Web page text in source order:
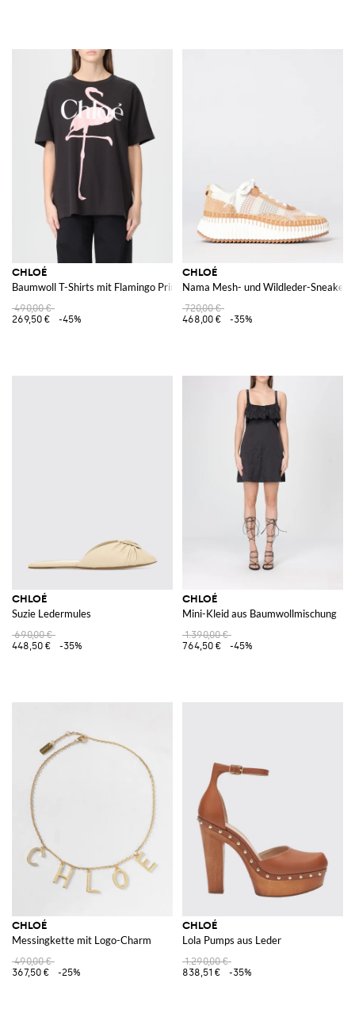
CHLOÉ
Baumwoll T-Shirts mit Flamingo Print
490,00 €
269,50 €
-45%
CHLOÉ
Nama Mesh- und Wildleder-Sneakers
720,00 €
468,00 €
-35%
CHLOÉ
Suzie Ledermules
690,00 €
448,50 €
-35%
CHLOÉ
Mini-Kleid aus Baumwollmischung
1.390,00 €
764,50 €
-45%
CHLOÉ
Messingkette mit Logo-Charm
490,00 €
367,50 €
-25%
CHLOÉ
Lola Pumps aus Leder
1.290,00 €
838,51 €
-35%